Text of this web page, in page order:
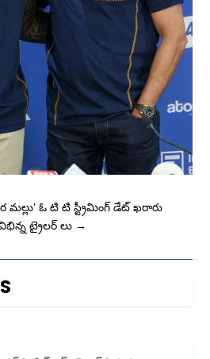
ఓ టి టి స్ట్రీమింగ్ డేట్ ఖరారు
ట్రైలర్ లు →